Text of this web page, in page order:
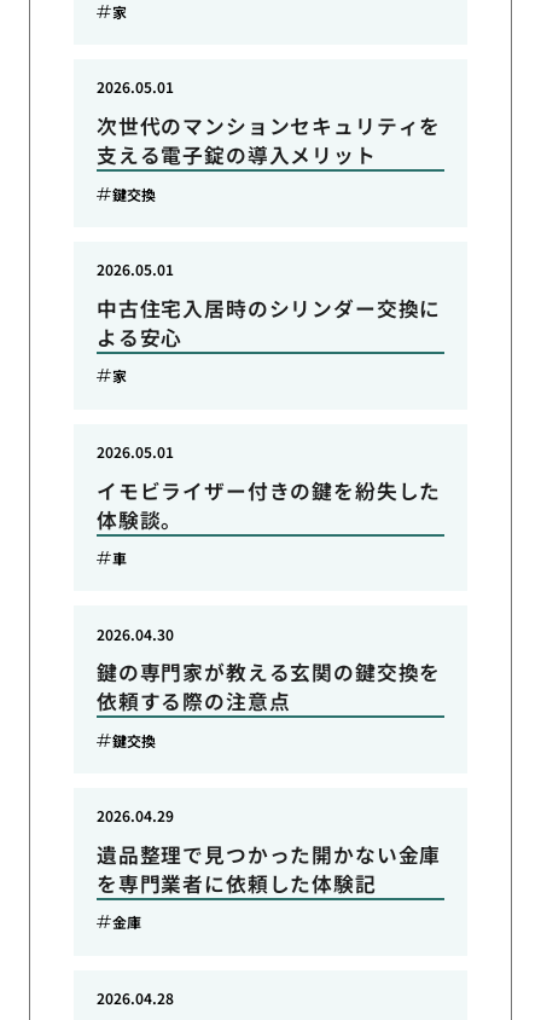
家
次世代のマンションセキュリティを
支える電子錠の導入メリット
2026.05.01
鍵交換
中古住宅入居時のシリンダー交換に
よる安心
2026.05.01
家
イモビライザー付きの鍵を紛失した
体験談。
2026.05.01
車
鍵の専門家が教える玄関の鍵交換を
依頼する際の注意点
2026.04.30
鍵交換
遺品整理で見つかった開かない金庫
を専門業者に依頼した体験記
2026.04.29
金庫
2026.04.28